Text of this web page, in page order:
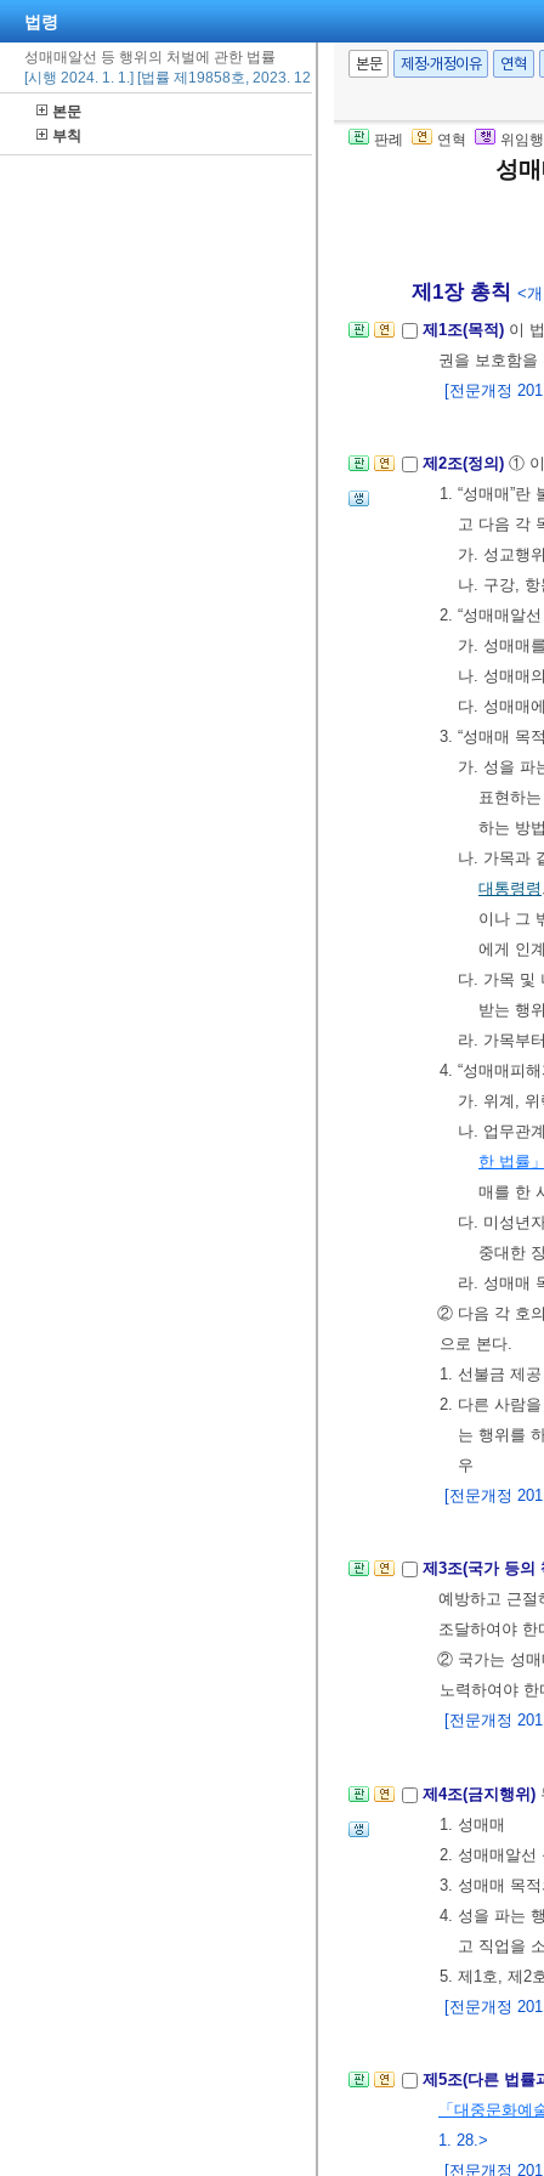
법령
성매매알선 등 행위의 처벌에 관한 법률
[시행 2024. 1. 1.] [법률 제19858호, 2023. 12. 29., 일부개정]
본문
부칙
본문 제정·개정이유 연혁
판례 연혁 위임
성
제1장 총칙 <
제1조(목적) 이
권을 보호함을
[전문개정
제2조(정의) ① 이
1. “성매매”란
고 다음 각
가. 성교행
나. 구강,
2. “성매매알
가. 성매매
나. 성매매
다. 성매매
3. “성매매 목
가. 성을 파
표현하
하는 방
나. 가목과
대통령령
이나 그
에게 인
다. 가목 및
받는 행
라. 가목부
4. “성매매피
가. 위계,
나. 업무관
한 법률
매를 한
다. 미성년
중대한
라. 성매매
② 다음 각 호
으로 본다.
1. 선불금 제
2. 다른 사람
는 행위를
우
[전문개정
제3조(국가 등의
예방하고 근절
조달하여야 한
② 국가는 성매
노력하여야 한
[전문개정
제4조(금지행위)
1. 성매매
2. 성매매알선
3. 성매매 목
4. 성을 파는
고 직업을
5. 제1호, 제2
[전문개정
제5조(다른 법률
「대중문화예
1. 28.>
[전문개정